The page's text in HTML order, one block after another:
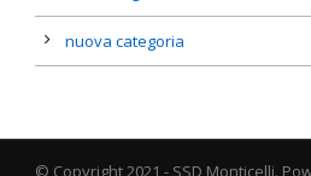
nuova categoria
© Copyright 2021 - SSD Monticelli.